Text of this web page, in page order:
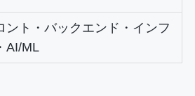
ント・バックエンド・インフ
AI/ML